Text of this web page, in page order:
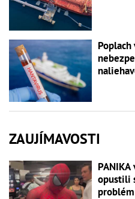
ZAUJÍMAVOSTI
opustili